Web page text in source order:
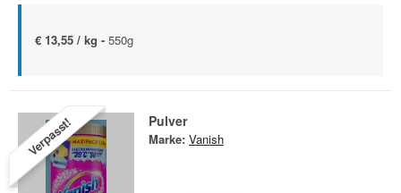
€ 13,55 / kg - 550g
Verpasst! Pulver
Marke: Vanish